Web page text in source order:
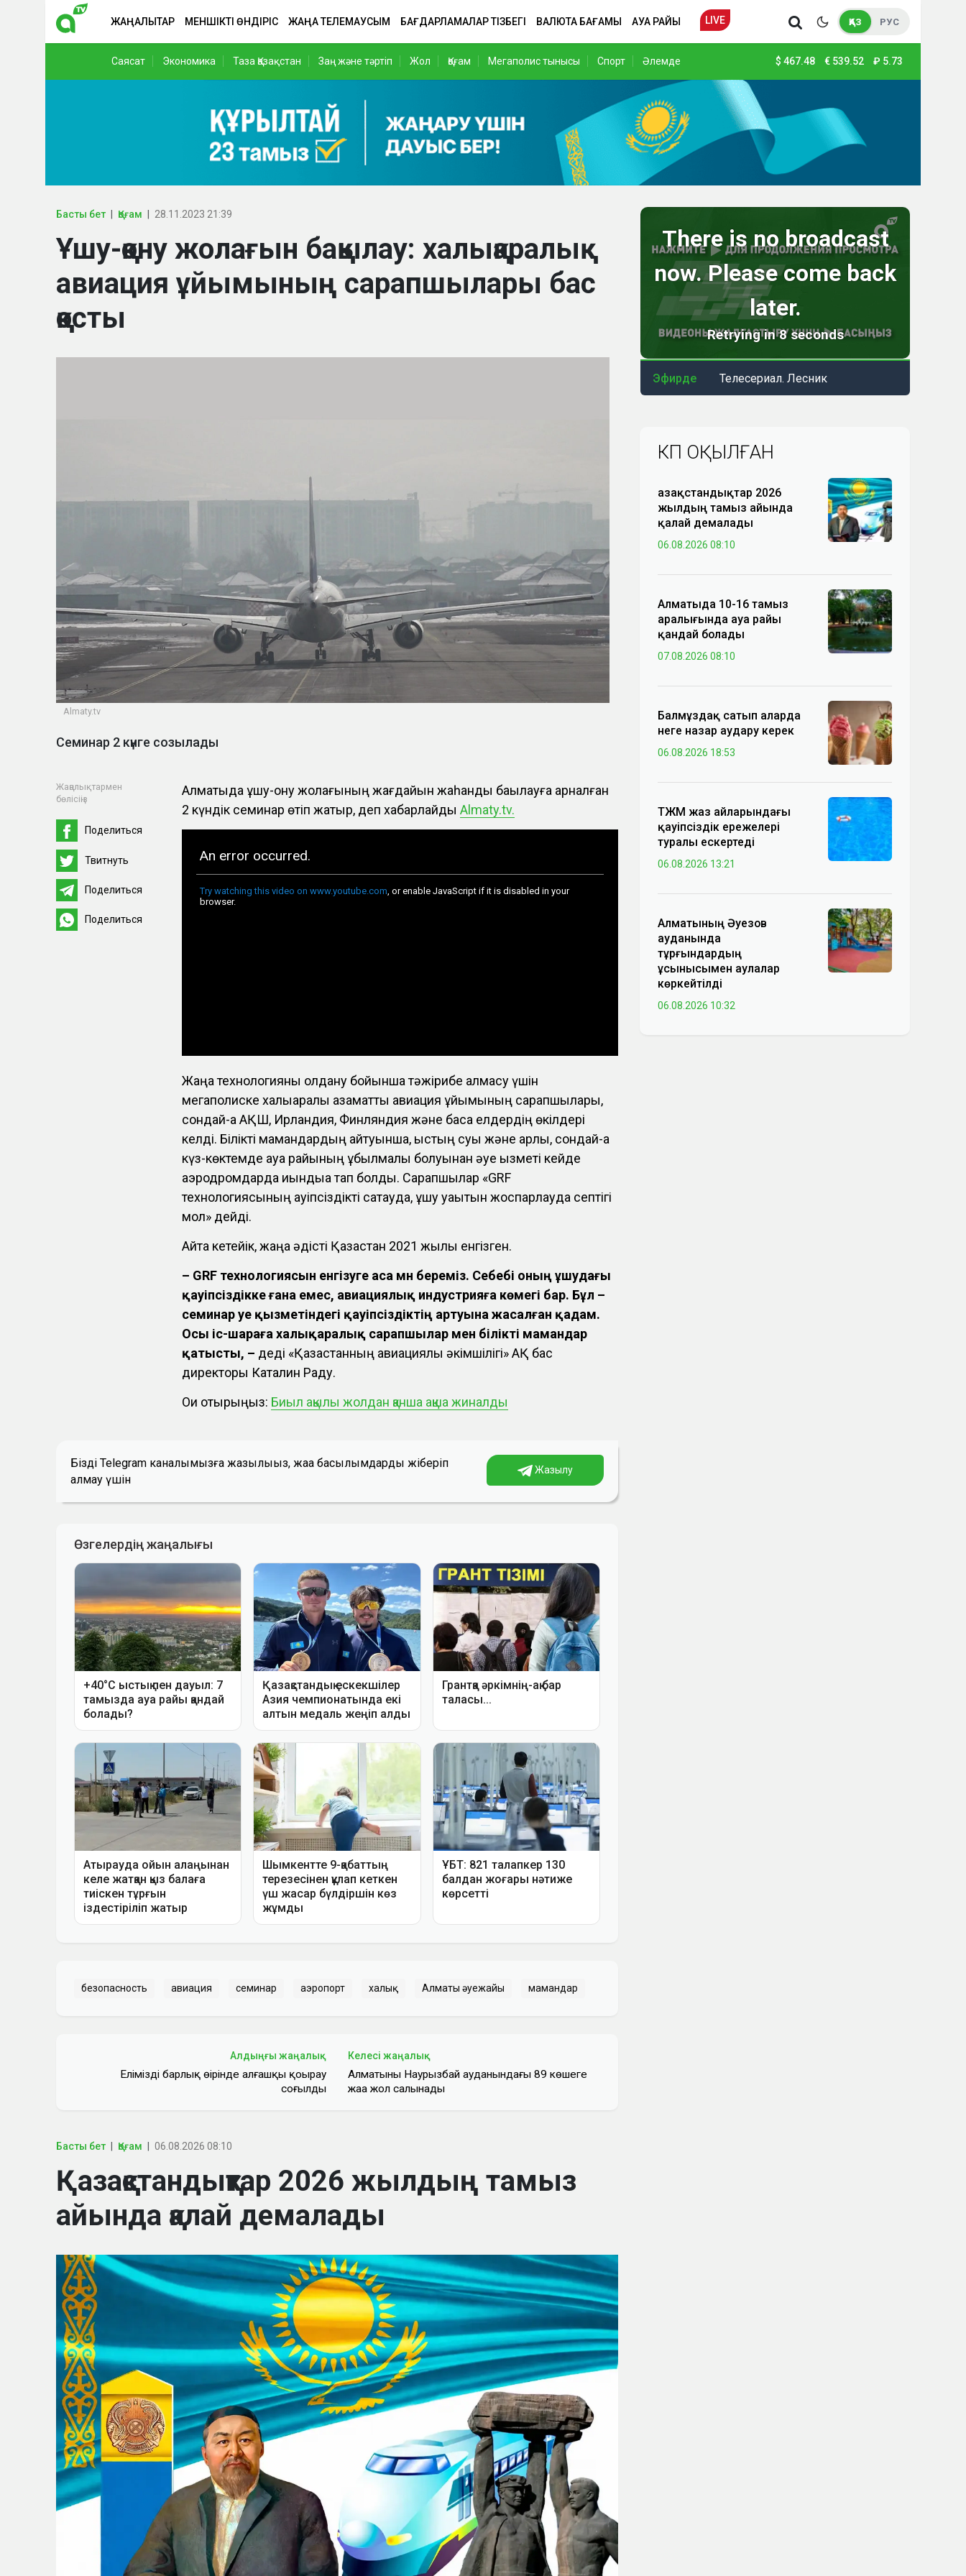
ЖАҢАЛЫҚТАР МЕНШІКТІ ӨНДІРІС ЖАҢА ТЕЛЕМАУСЫМ БАҒДАРЛАМАЛАР ТІЗБЕГІ ВАЛЮТА БАҒАМЫ АУА РАЙЫ LIVE ҚАЗ РУС
Саясат Экономика Таза Қазақстан Заң және тәртіп Жол Қоғам Мегаполис тынысы Спорт Әлемде $ 467.48 € 539.52 ₽ 5.73
Басты бет Қоғам 28.11.2023 21:39
Ұшу-қону жолағын бақылау: халықаралық
авиация ұйымының сарапшылары бас
қосты
Almaty.tv
Семинар 2 күнге созылады
Жаңалықтармен
бөлісіңіз
Поделиться
Твитнуть
Поделиться
Поделиться
Алматыда ұшу-қону жолағының жағдайын жаһандық бақылауға арналған
2 күндік семинар өтіп жатыр, деп хабарлайдыAlmaty.tv.
Жаңа технологияны қолдану бойынша тәжірибе алмасу үшін
мегаполиске халықаралық азаматтық авиация ұйымының сарапшылары,
сондай-ақ АҚШ, Ирландия, Финляндия және басқа елдердің өкілдері
келді. Білікті мамандардың айтуынша, қыстың суық және қарлы, сондай-ақ
күз-көктемде ауа райының құбылмалы болуынан әуе қызметі кейде
аэродромдарда қиындыққа тап болды. Сарапшылар «GRF
технологиясының қауіпсіздікті сақтауда, ұшу уақытын жоспарлауда септігі
мол» дейді.
Айта кетейік, жаңа әдісті Қазақстан 2021 жылы енгізген.
– GRF технологиясын енгізуге аса мән береміз. Себебі оның ұшудағы
қауіпсіздікке ғана емес, авиациялық индустрияға көмегі бар. Бұл –
семинар әуе қызметіндегі қауіпсіздіктің артуына жасалған қадам.
Осы іс-шараға халықаралық сарапшылар мен білікті мамандар
қатысты, – деді «Қазақстанның авиациялық әкімшілігі» АҚ бас
директоры Каталин Раду.
Оқи отырыңыз: Биыл ақылы жолдан қанша ақша жиналды
Біздің Telegram каналымызға жазылыңыз, жаңа басылымдарды жіберіп
алмау үшін
Жазылу
безопасность авиация семинар аэропорт халық Алматы әуежайы мамандар
Алдыңғы жаңалық
Еліміздің барлық өңірінде алғашқы қоңырау
соғылды
Келесі жаңалық
Алматының Наурызбай ауданындағы 89 көшеге
жаңа жол салынады
Басты бет Қоғам 06.08.2026 08:10
Қазақстандықтар 2026 жылдың тамыз
айында қалай демалады
Эфирде Телесериал. Лесник
КӨП ОҚЫЛҒАН
Қазақстандықтар 2026
жылдың тамыз айында
қалай демалады
06.08.2026 08:10
Алматыда 10-16 тамыз
аралығында ауа райы
қандай болады
07.08.2026 08:10
Балмұздақ сатып аларда
неге назар аудару керек
06.08.2026 18:53
ТЖМ жаз айларындағы
қауіпсіздік ережелері
туралы ескертеді
06.08.2026 13:21
Алматының Әуезов
ауданында
тұрғындардың
ұсынысымен аулалар
көркейтілді
06.08.2026 10:32